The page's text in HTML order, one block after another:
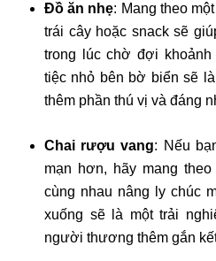
Đồ ăn nhẹ: Mang theo
trái cây hoặc snack sẽ
trong lúc chờ đợi
tiệc nhỏ bên bờ biển sẽ
thêm phần thú vị và đáng
Chai rượu vang: Nếu
mạn hơn, hãy mang
cùng nhau nâng ly chúc
xuống sẽ là một trải
người thương thêm gắn